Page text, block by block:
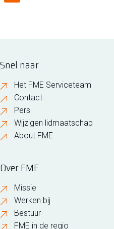
Snel naar
Het FME Serviceteam
Contact
Pers
Wijzigen lidmaatschap
About FME
Over FME
Missie
Werken bij
Bestuur
FME in de regio